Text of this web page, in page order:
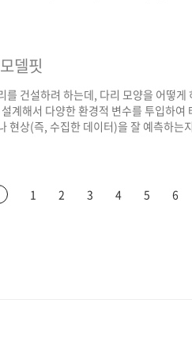
델핏
를 건설하려 하는데, 다리 모양을 어떻
계해서 다양한 환경적 변수를 투입하
현상(즉, 수집한 데이터)을 잘 예측하는
새롭게 배웠다. 표준편차는 평균이 수집
1 2 3 4 5 6